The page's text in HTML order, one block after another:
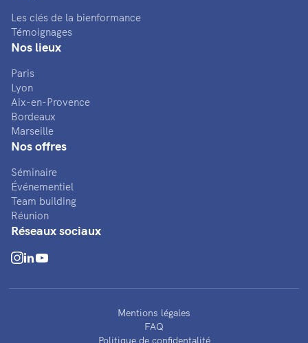
Les clés de la bienformance
Témoignages
Nos lieux
Paris
Lyon
Aix-en-Provence
Bordeaux
Marseille
Nos offres
Séminaire
Événementiel
Team building
Réunion
Réseaux sociaux
Mentions légales
FAQ
Politique de confidentalité